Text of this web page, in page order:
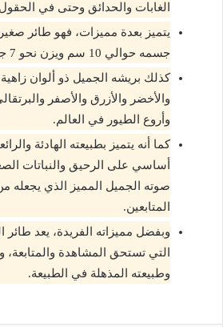
الغابات والحدائق وحتى في
يتميز بعدة مميزات، فهو طائر
جسمه حوالي 10 سم ويزن نحو 7 جرامات فقط.
كذلك بريشه الجميل ذو ألوان
والأخضر والأزرق والأصفر
وأروع الطيور في العالم.
كما أنه يتميز بطبيعته الهادئة
أساسي على الرحيق والنباتات
صوته الجميل المميز الذي يجعله
المتابعين.
وبفضل مميزاته الفريدة، يعد طائر
التي تستحق المشاهدة والمتابعة،
وطبيعته المذهلة في الطبيعة.